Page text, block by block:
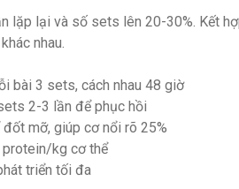
lặp lại và số sets lên 20-30%. Kết
nhau.
bài 3 sets, cách nhau 48 giờ
2-3 lần để phục hồi
mỡ, giúp cơ nổi rõ 25%
protein/kg cơ thể
triển tối đa